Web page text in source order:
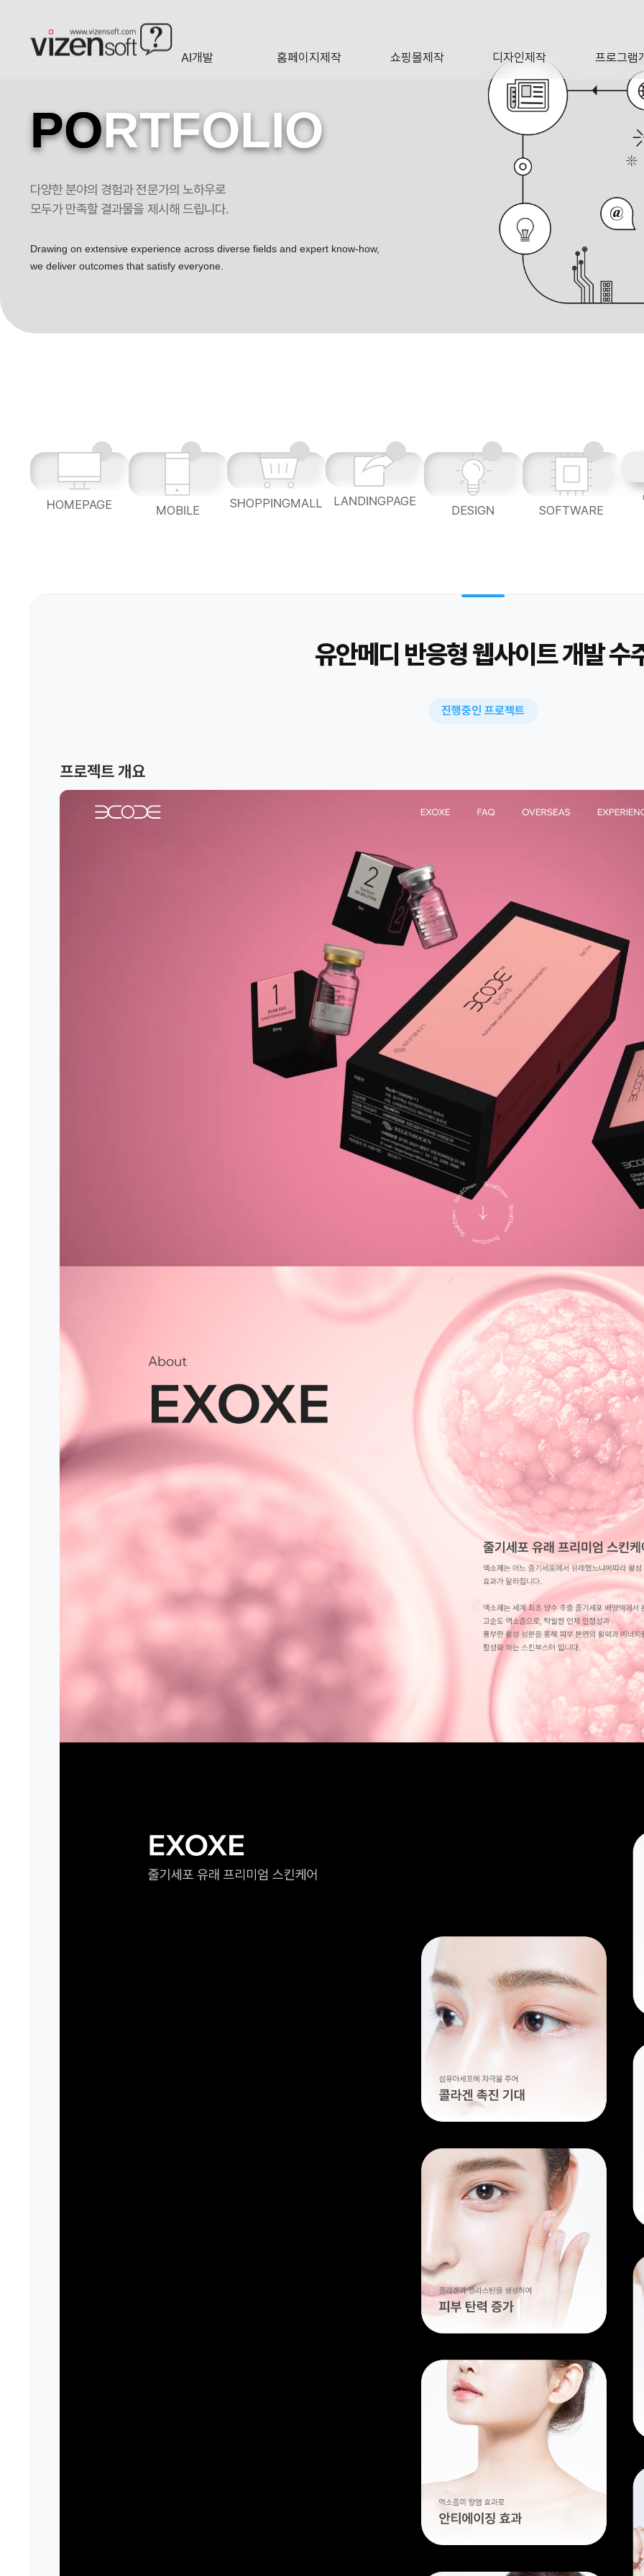
AI개발 홈페이지제작 쇼핑몰제작 디자인제작
DESIGN
프로그램
PORTFOLIO
다양한 분야의 경험과 전문가의 노하우로
모두가 만족할 결과물을 제시해 드립니다.
Drawing on extensive experience across diverse fields and expert know-how,
we deliver outcomes that satisfy everyone.
HOMEPAGE MOBILE SHOPPINGMALL LANDINGPAGE
DESIGN SOFTWARE
유안메디 반응형 웹사이트 개발 수
진행중인 프로젝트
프로젝트 개요